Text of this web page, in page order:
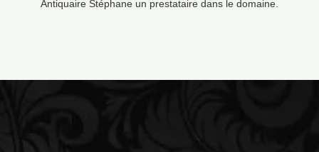
Antiquaire Stéphane un prestataire dans le domaine.